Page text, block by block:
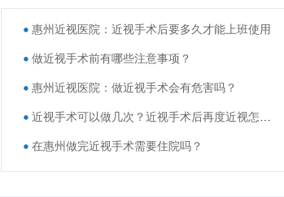
惠州近视医院：近视手术后要多久才能上班使用
做近视手术前有哪些注意事项？
惠州近视医院：做近视手术会有危害吗？
近视手术可以做几次？近视手术后再度近视怎么办？
在惠州做完近视手术需要住院吗？